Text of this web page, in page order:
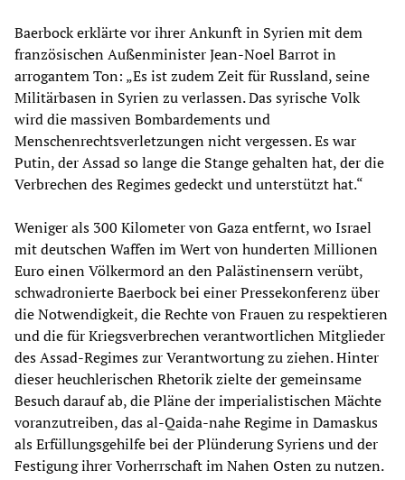
Baerbock erklärte vor ihrer Ankunft in Syrien mit dem
französischen Außenminister Jean-Noel Barrot in
arrogantem Ton: „Es ist zudem Zeit für Russland, seine
Militärbasen in Syrien zu verlassen. Das syrische Volk
wird die massiven Bombardements und
Menschenrechtsverletzungen nicht vergessen. Es war
Putin, der Assad so lange die Stange gehalten hat, der die
Verbrechen des Regimes gedeckt und unterstützt hat.“
Weniger als 300 Kilometer von Gaza entfernt, wo Israel
mit deutschen Waffen im Wert von hunderten Millionen
Euro einen Völkermord an den Palästinensern verübt,
schwadronierte Baerbock bei einer Pressekonferenz über
die Notwendigkeit, die Rechte von Frauen zu respektieren
und die für Kriegsverbrechen verantwortlichen Mitglieder
des Assad-Regimes zur Verantwortung zu ziehen. Hinter
dieser heuchlerischen Rhetorik zielte der gemeinsame
Besuch darauf ab, die Pläne der imperialistischen Mächte
voranzutreiben, das al-Qaida-nahe Regime in Damaskus
als Erfüllungsgehilfe bei der Plünderung Syriens und der
Festigung ihrer Vorherrschaft im Nahen Osten zu nutzen.